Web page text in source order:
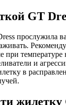
GT
прослужила
при температуре
и
в
жилетку